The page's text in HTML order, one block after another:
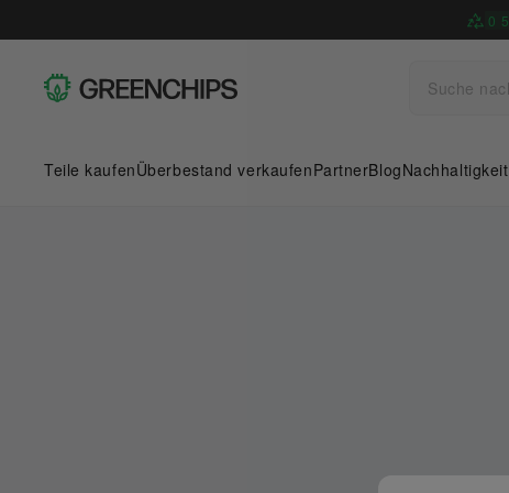
0 5
Teile kaufenÜberbestand verkaufenPartnerBlogNachhaltigkeit